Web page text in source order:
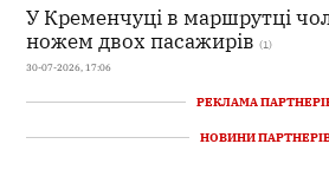
У Кременчуці в маршрутці
ножем двох пасажирів (1)
30-07-2026, 17:06
РЕКЛАМА
НОВИНИ